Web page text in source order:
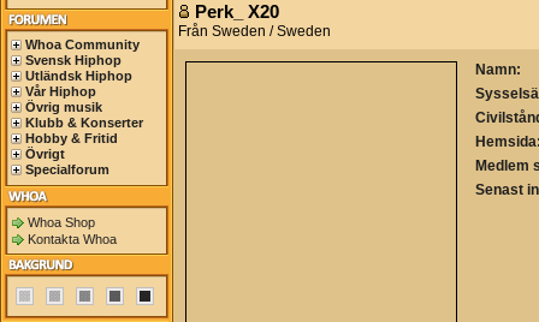
Whoa Community
Svensk Hiphop
Utländsk Hiphop
Vår Hiphop
Övrig musik
Klubb & Konserter
Hobby & Fritid
Övrigt
Specialforum
Whoa Shop
Kontakta Whoa
Perk_ X20
Från Sweden / Sweden
Namn:
Medlem
Senast